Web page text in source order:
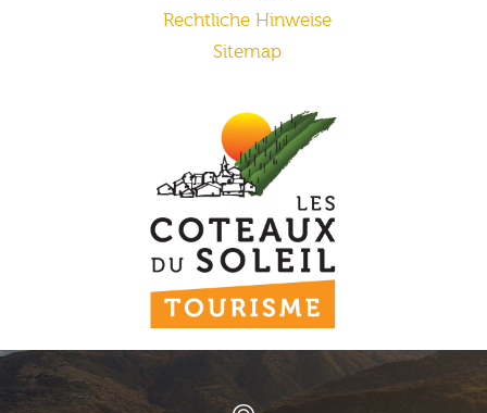
Rechtliche Hinweise
Sitemap